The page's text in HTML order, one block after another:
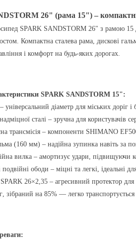
26" (рама 15") –
SPARK SANDSTORM 26" з рамою 15
Компактна сталева рама, дискові
і комфорт на будь-яких дорогах.
SPARK SANDSTORM 15":
– універсальний діаметр для міських доріг і
сталі – зручна для користувачів
трансмісія – компоненти SHIMANO
(160 мм) – надійна зупинка навіть за
вилка – амортизує удари, підвищуючи
подвійні ободи – міцні та легкі, ідеальні
26×2,35 – агресивний протектор
, зібраний на 85% — легко